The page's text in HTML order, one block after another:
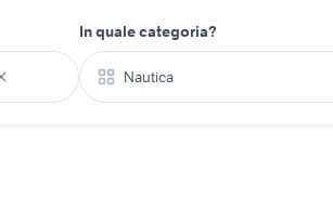
In quale categoria?
Nautica